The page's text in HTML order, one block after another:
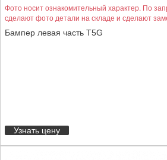
Фото носит ознакомительный характер. По
сделают фото детали на складе и сделают
Бампер левая часть T5G
Узнать цену